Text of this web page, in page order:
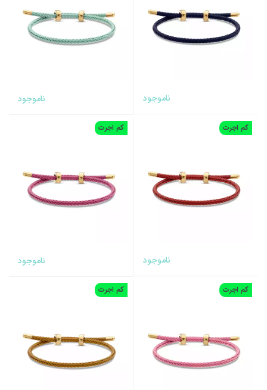
ناموجود ناموجود
کم اجرت
ناموجود
کم اجرت
ناموجود
کم اجرت کم اجرت